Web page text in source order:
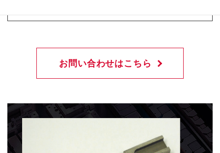
お問い合わせはこちら